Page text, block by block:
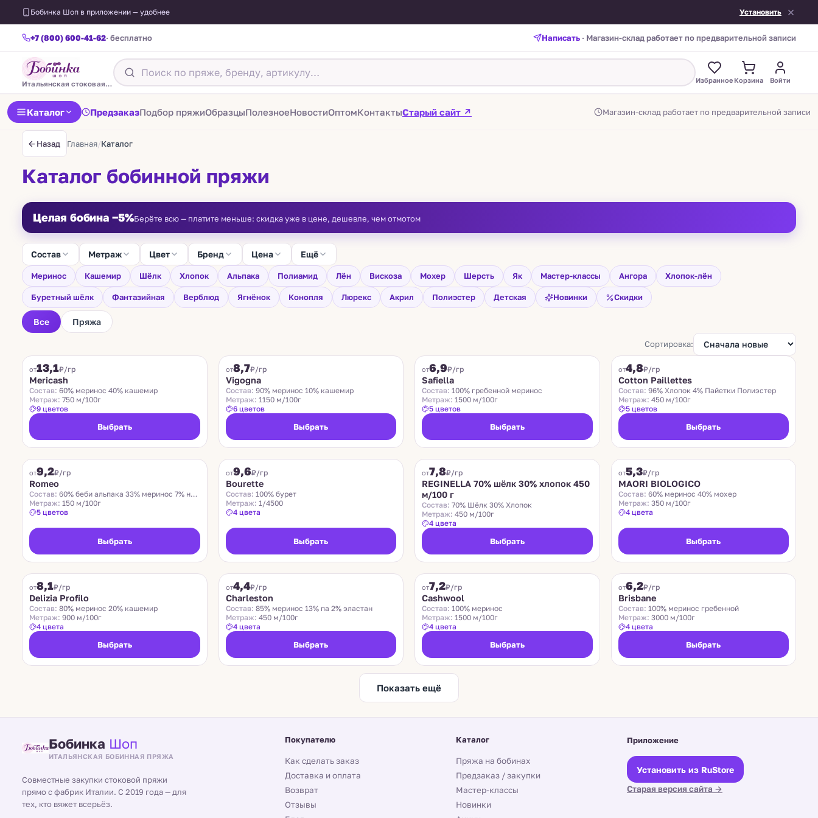
Бобинка Шоп в приложении — удобнее Установить
+7 (800) 600-41-62· бесплатно Написать · Магазин-склад работает по предварительной записи
Итальянская стоковая пряжа Избранное Корзина Войти
Каталог ПредзаказПодбор пряжиОбразцыПолезноеНовостиОптомКонтактыСтарый сайт ↗ Магазин-склад работает по предварительной записи
Назад Главная/Каталог
Каталог бобинной пряжи
Целая бобина −5%Берёте всю — платите меньше: скидка уже в цене, дешевле, чем отмотом
Состав Метраж Цвет Бренд Цена Ещё
Меринос Кашемир Шёлк Хлопок Альпака Полиамид Лён Вискоза Мохер Шерсть Як Мастер-классы Ангора Хлопок-лён
Буретный шёлк Фантазийная Верблюд Ягнёнок Конопля Люрекс Акрил Полиэстер Детская Новинки Скидки
Все Пряжа
Сортировка:
от13,1₽/гр
Mericash
Состав: 60% меринос 40% кашемир
Метраж: 750 м/100г
9 цветов
Выбрать
от8,7₽/гр
Vigogna
Состав: 90% меринос 10% кашемир
Метраж: 1150 м/100г
6 цветов
Выбрать
от6,9₽/гр
Safiella
Состав: 100% гребенной меринос
Метраж: 1500 м/100г
5 цветов
Выбрать
COTTON PAILLETTES
от4,8₽/гр
Cotton Paillettes
Состав: 96% Хлопок 4% Пайетки Полиэстер
Метраж: 450 м/100г
5 цветов
Выбрать
от9,2₽/гр
Romeo
Состав: 60% беби альпака 33% меринос 7% нейлон
Метраж: 150 м/100г
5 цветов
Выбрать
Хит
от9,6₽/гр
Bourette
Состав: 100% бурет
Метраж: 1/4500
4 цвета
Выбрать
от7,8₽/гр
REGINELLA 70% шёлк 30% хлопок 450
м/100 г
Состав: 70% Шёлк 30% Хлопок
Метраж: 450 м/100г
4 цвета
Выбрать
от5,3₽/гр
MAORI BIOLOGICO
Состав: 60% меринос 40% мохер
Метраж: 350 м/100г
4 цвета
Выбрать
от8,1₽/гр
Delizia Profilo
Состав: 80% меринос 20% кашемир
Метраж: 900 м/100г
4 цвета
Выбрать
от4,4₽/гр
Charleston
Состав: 85% меринос 13% па 2% эластан
Метраж: 450 м/100г
4 цвета
Выбрать
от7,2₽/гр
Cashwool
Состав: 100% меринос
Метраж: 1500 м/100г
4 цвета
Выбрать
от6,2₽/гр
Brisbane
Состав: 100% меринос гребенной
Метраж: 3000 м/100г
4 цвета
Выбрать
Показать ещё
Бобинка Шоп
ИТАЛЬЯНСКАЯ БОБИННАЯ ПРЯЖА
Совместные закупки стоковой пряжи
прямо с фабрик Италии. С 2019 года — для
тех, кто вяжет всерьёз.
Покупателю
Как сделать заказ
Доставка и оплата
Возврат
Отзывы
Каталог
Пряжа на бобинах
Предзаказ / закупки
Мастер-классы
Новинки
Приложение
Установить из RuStore
Старая версия сайта →